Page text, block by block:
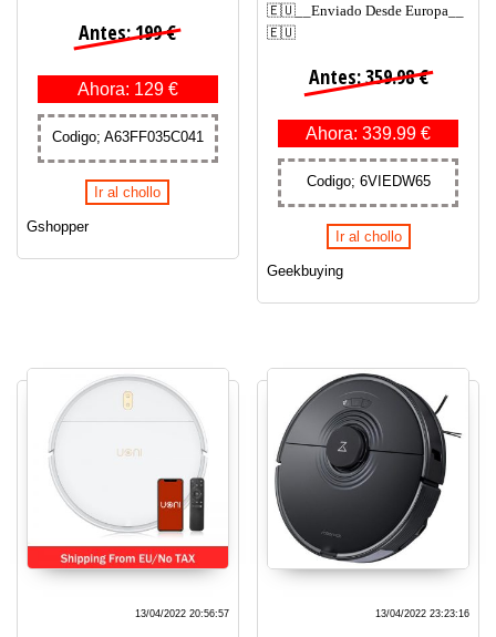
Antes: 199 €
Ahora: 129 €
Codigo; A63FF035C041
Ir al chollo
Gshopper
🇪🇺__Enviado Desde Europa__
🇪🇺
Antes: 359.98 €
Ahora: 339.99 €
Codigo; 6VIEDW65
Ir al chollo
Geekbuying
13/04/2022 20:56:57 13/04/2022 23:23:16